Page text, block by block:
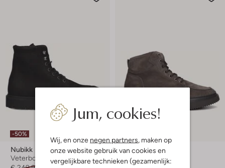
Jum, cookies!
Wij, en onze negen partners , maken op
onze website gebruik van cookies en
vergelijkbare technieken (gezamenlijk:
-50%
Nubikk
Veterboots
Nubikk
Veterboots